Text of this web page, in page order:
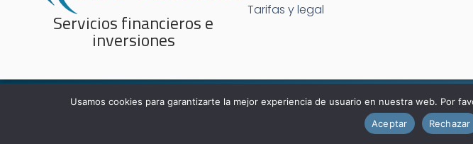
Servicios financieros e
inversiones
Tarifas y legal
©
Designed &
Usamos cookies para garantizarte la mejor experiencia de usuario en nuestra web. Por
Aceptar
Rechazar